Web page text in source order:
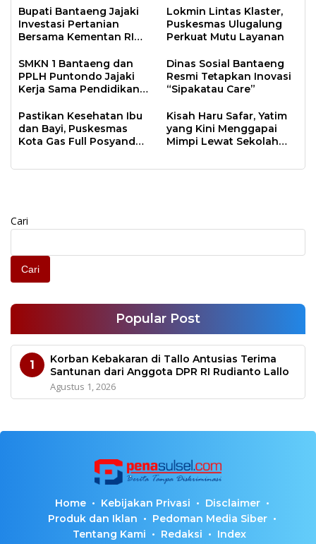
Bupati Bantaeng Jajaki
Investasi Pertanian
Bersama Kementan RI
Lokmin Lintas Klaster,
Puskesmas Ulugalung
Perkuat Mutu Layanan
SMKN 1 Bantaeng dan
PPLH Puntondo Jajaki
Kerja Sama Pendidikan
Dinas Sosial Bantaeng
Resmi Tetapkan Inovasi
“Sipakatau Care”
Pastikan Kesehatan Ibu
dan Bayi, Puskesmas
Kota Gas Full Posyandu
Kisah Haru Safar, Yatim
yang Kini Menggapai
Mimpi Lewat Sekolah
Cari
Cari
Popular Post
1
Korban Kebakaran di Tallo Antusias Terima
Santunan dari Anggota DPR RI Rudianto Lallo
Agustus 1, 2026
Home Kebijakan Privasi
Disclaimer
Produk dan Iklan
Pedoman Media Siber
Tentang Kami
Redaksi Index